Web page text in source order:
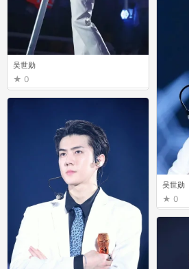
吴世勋
0
吴世勋
0